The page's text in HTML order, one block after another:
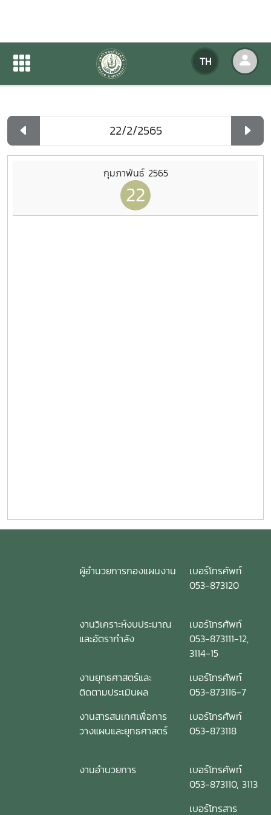
TH
ปฏิทินกิจกรรมของหน่วยงาน
ปฏิทินกิจกรรมของหน่วยงาน
กุมภาพันธ์ 2565
22
ผู้อำนวยการกองแผนงาน
เบอร์โทรศัพท์
053-873120
งานวิเคราะห์งบประมาณ
และอัตรากำลัง
เบอร์โทรศัพท์
053-873111-12,
3114-15
งานยุทธศาสตร์และ
ติดตามประเมินผล
เบอร์โทรศัพท์
053-873116-7
งานสารสนเทศเพื่อการ
วางแผนและยุทธศาสตร์
เบอร์โทรศัพท์
053-873118
งานอำนวยการ
เบอร์โทรศัพท์
053-873110, 3113
เบอร์โทรสาร